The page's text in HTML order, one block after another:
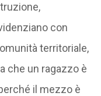
con
territoriale,
che un ragazzo è
il mezzo è